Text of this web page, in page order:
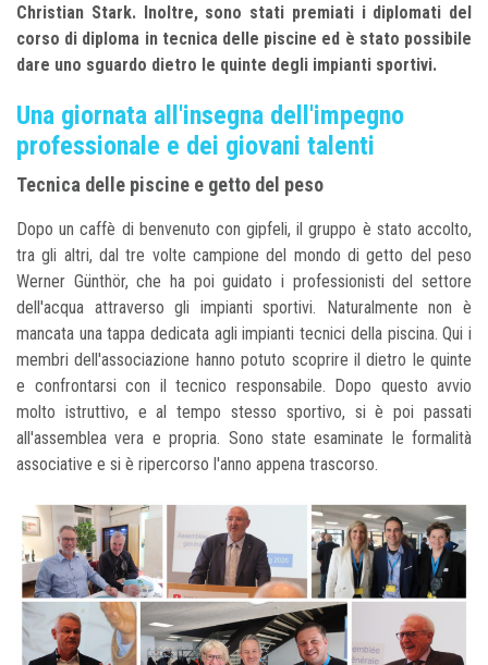
Christian Stark. Inoltre, sono stati premiati i diplomati del
corso di diploma in tecnica delle piscine ed è stato possibile
dare uno sguardo dietro le quinte degli impianti sportivi.
Una giornata all'insegna dell'impegno
professionale e dei giovani talenti
Tecnica delle piscine e getto del peso
Dopo un caffè di benvenuto con gipfeli, il gruppo è stato accolto,
tra gli altri, dal tre volte campione del mondo di getto del peso
Werner Günthör, che ha poi guidato i professionisti del settore
dell'acqua attraverso gli impianti sportivi. Naturalmente non è
mancata una tappa dedicata agli impianti tecnici della piscina. Qui i
membri dell'associazione hanno potuto scoprire il dietro le quinte
e confrontarsi con il tecnico responsabile. Dopo questo avvio
molto istruttivo, e al tempo stesso sportivo, si è poi passati
all'assemblea vera e propria. Sono state esaminate le formalità
associative e si è ripercorso l'anno appena trascorso.